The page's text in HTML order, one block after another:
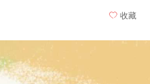
ꄀ 收藏